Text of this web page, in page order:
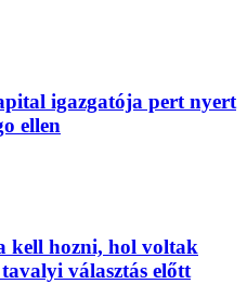
igazgatója pert nyert
ellen
kell hozni, hol voltak
tavalyi választás előtt